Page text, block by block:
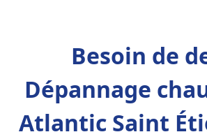
Besoin de
Dépannage
Atlantic Saint